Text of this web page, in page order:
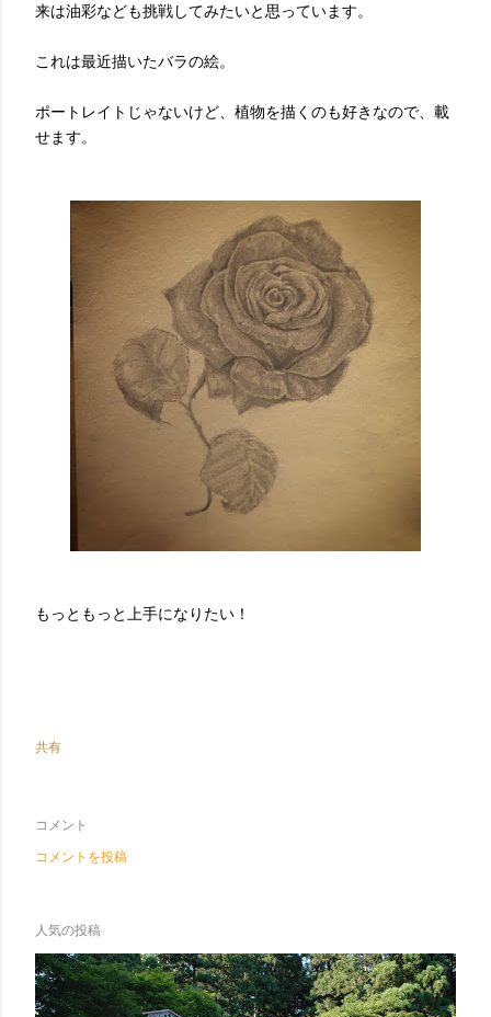
来は油彩なども挑戦してみたいと思っています。
これは最近描いたバラの絵。
ポートレイトじゃないけど、植物を描くのも好きなので、載
せます。
もっともっと上手になりたい！
共有
コメント
コメントを投稿
人気の投稿